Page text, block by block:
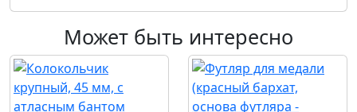
Может быть интересно